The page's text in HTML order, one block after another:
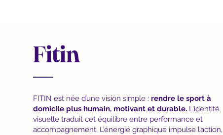
Fitin
FITIN est née d’une vision simple : rendre le sport à
domicile plus humain, motivant et durable. L’identité
visuelle traduit cet équilibre entre performance et
accompagnement. L’énergie graphique impulse l’action,